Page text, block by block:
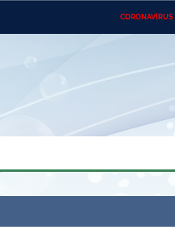
Ministério do
Regional
Advocacia-Geral da União